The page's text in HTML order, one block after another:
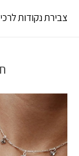
צבירת נקודות